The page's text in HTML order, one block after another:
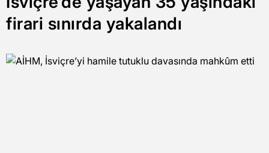
firari sınırda yakalandı